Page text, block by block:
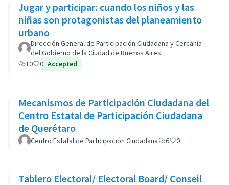
Jugar y participar: cuando los niños y las
niñas son protagonistas del planeamiento
urbano
Dirección General de Participación Ciudadana y Cercanía
del Gobierno de la Ciudad de Buenos Aires
10
0 Accepted
Mecanismos de Participación Ciudadana del
Centro Estatal de Participación Ciudadana
de Querétaro
Centro Estatal de Participación Ciudadana 6 0
Tablero Electoral/ Electoral Board/ Conseil